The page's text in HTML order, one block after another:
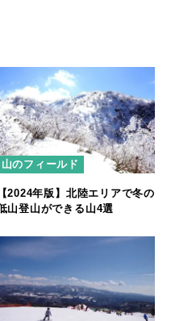
山のフィールド
【2024年版】北陸エリアで冬の
山登山ができる山4選